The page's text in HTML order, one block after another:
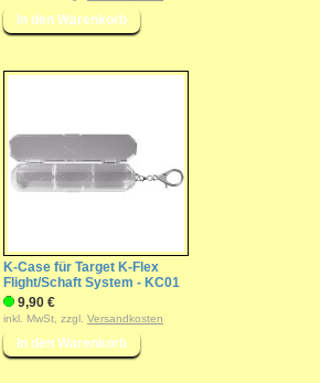
K-Case für Target K-Flex
Flight/Schaft System - KC01
9,90 €
inkl. MwSt, zzgl. Versandkosten